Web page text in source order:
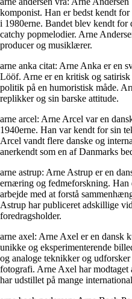
komponist. Han er bedst kendt
i 1980erne. Bandet blev kendt for
catchy popmelodier. Arne
producer og musiklærer.
arne anka citat: Arne Anka er en
Lööf. Arne er en kritisk og
politik på en humoristisk måde.
replikker og sin barske attitude.
arne arcel: Arne Arcel var en
1940erne. Han var kendt for sin
Arcel vandt flere danske og
anerkendt som en af Danmarks
arne astrup: Arne Astrup er en
ernæring og fedmeforskning. Han
arbejde med at forstå
Astrup har publiceret adskillige
foredragsholder.
arne axel: Arne Axel er en dansk
unikke og eksperimenterende
og analoge teknikker og
fotografi. Arne Axel har
har udstillet på mange